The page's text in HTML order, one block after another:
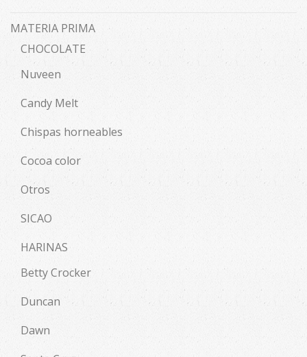
MATERIA PRIMA
CHOCOLATE
Nuveen
Candy Melt
Chispas horneables
Cocoa color
Otros
SICAO
HARINAS
Betty Crocker
Duncan
Dawn